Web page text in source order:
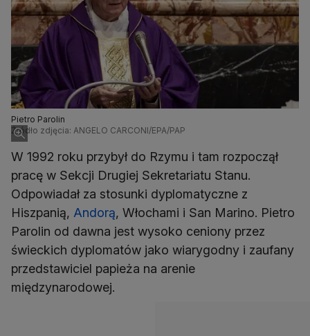
Pietro Parolin
Źródło zdjęcia: ANGELO CARCONI/EPA/PAP
W 1992 roku przybył do Rzymu i tam rozpoczął
pracę w Sekcji Drugiej Sekretariatu Stanu.
Odpowiadał za stosunki dyplomatyczne z
Hiszpanią, Andorą, Włochami i San Marino. Pietro
Parolin od dawna jest wysoko ceniony przez
świeckich dyplomatów jako wiarygodny i zaufany
przedstawiciel papieża na arenie
międzynarodowej.